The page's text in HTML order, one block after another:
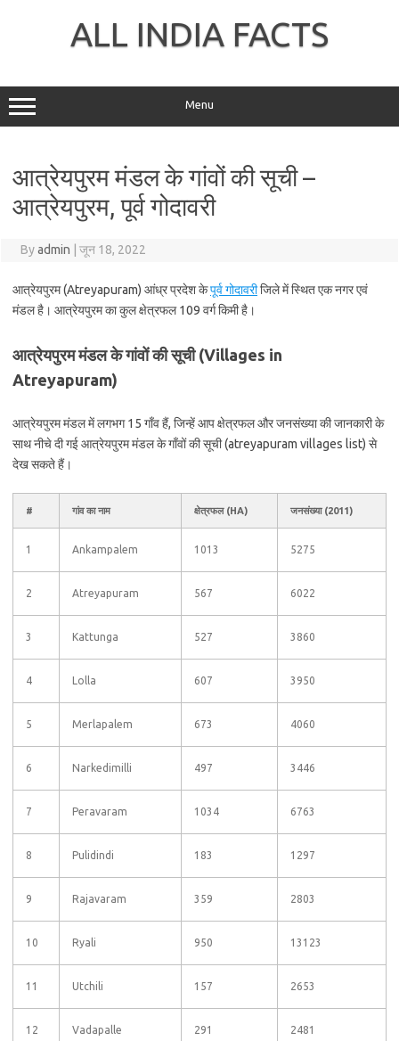
ALL INDIA FACTS
Menu
आत्रेयपुरम मंडल के गांवों की सूची –
आत्रेयपुरम, पूर्व गोदावरी
Byadmin जून 18, 2022
आत्रेयपुरम (Atreyapuram) आंध्र प्रदेश केपूर्व गोदावरीजिले में स्थित एक नगर एवं
मंडल है। आत्रेयपुरम का कुल क्षेत्रफल 109 वर्ग किमी है।
आत्रेयपुरम मंडल के गांवों की सूची (Villages in
Atreyapuram)
आत्रेयपुरम मंडल में लगभग 15 गाँव हैं, जिन्हें आप क्षेत्रफल और जनसंख्या की जानकारी के
साथ नीचे दी गई आत्रेयपुरम मंडल के गाँवों की सूची (atreyapuram villages list) से
देख सकते हैं।
# गांव का नाम क्षेत्रफल (HA) जनसंख्या (2011)
1 Ankampalem 1013 5275
2 Atreyapuram 567 6022
3 Kattunga 527 3860
4 Lolla 607 3950
5 Merlapalem 673 4060
6 Narkedimilli 497 3446
7 Peravaram 1034 6763
8 Pulidindi 183 1297
9 Rajavaram 359 2803
10 Ryali 950 13123
11 Utchili 157 2653
12 Vadapalle 291 2481